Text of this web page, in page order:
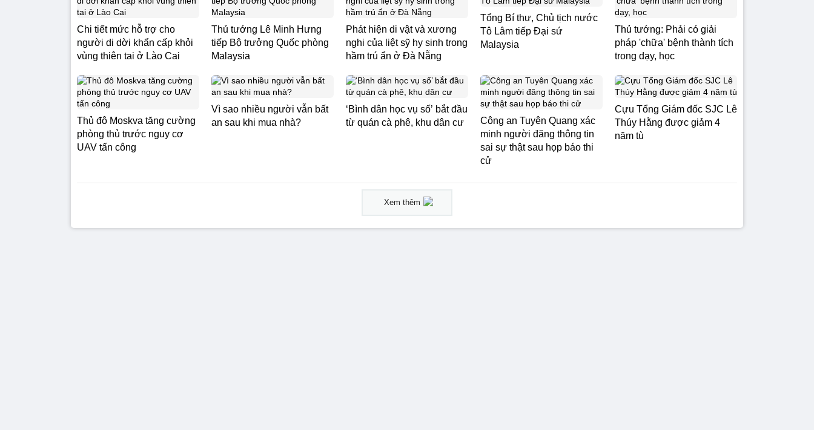
Chi tiết mức hỗ trợ cho
người di dời khẩn cấp khỏi
vùng thiên tai ở Lào Cai
Thủ tướng Lê Minh Hưng
tiếp Bộ trưởng Quốc phòng
Malaysia
Phát hiện di vật và xương
nghi của liệt sỹ hy sinh trong
hầm trú ẩn ở Đà Nẵng
Tổng Bí thư, Chủ tịch nước
Tô Lâm tiếp Đại sứ
Malaysia
Thủ tướng: Phải có giải
pháp 'chữa' bệnh thành tích
trong dạy, học
Thủ đô Moskva tăng cường
phòng thủ trước nguy cơ
UAV tấn công
Vì sao nhiều người vẫn bất
an sau khi mua nhà?
‘Bình dân học vụ số’ bắt đầu
từ quán cà phê, khu dân cư
Công an Tuyên Quang xác
minh người đăng thông tin
sai sự thật sau họp báo thi
cử
Cựu Tổng Giám đốc SJC Lê
Thúy Hằng được giảm 4
năm tù
Xem thêm